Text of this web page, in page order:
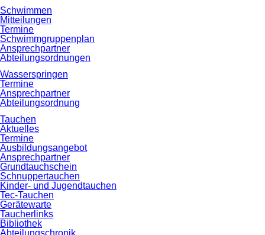
Schwimmen
Mitteilungen
Termine
Schwimmgruppenplan
Ansprechpartner
Abteilungsordnungen
Wasserspringen
Termine
Ansprechpartner
Abteilungsordnung
Tauchen
Aktuelles
Termine
Ausbildungsangebot
Ansprechpartner
Grundtauchschein
Schnuppertauchen
Kinder- und Jugendtauchen
Tec-Tauchen
Gerätewarte
Taucherlinks
Bibliothek